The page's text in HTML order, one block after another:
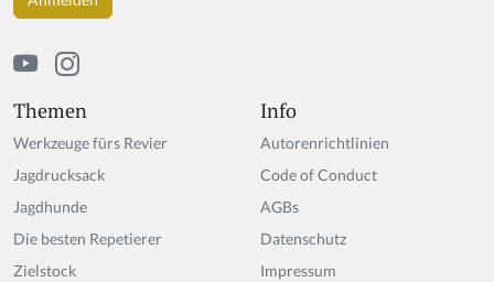
Themen
Werkzeuge fürs Revier
Jagdrucksack
Jagdhunde
Die besten Repetierer
Zielstock
Info
Autorenrichtlinien
Code of Conduct
AGBs
Datenschutz
Impressum